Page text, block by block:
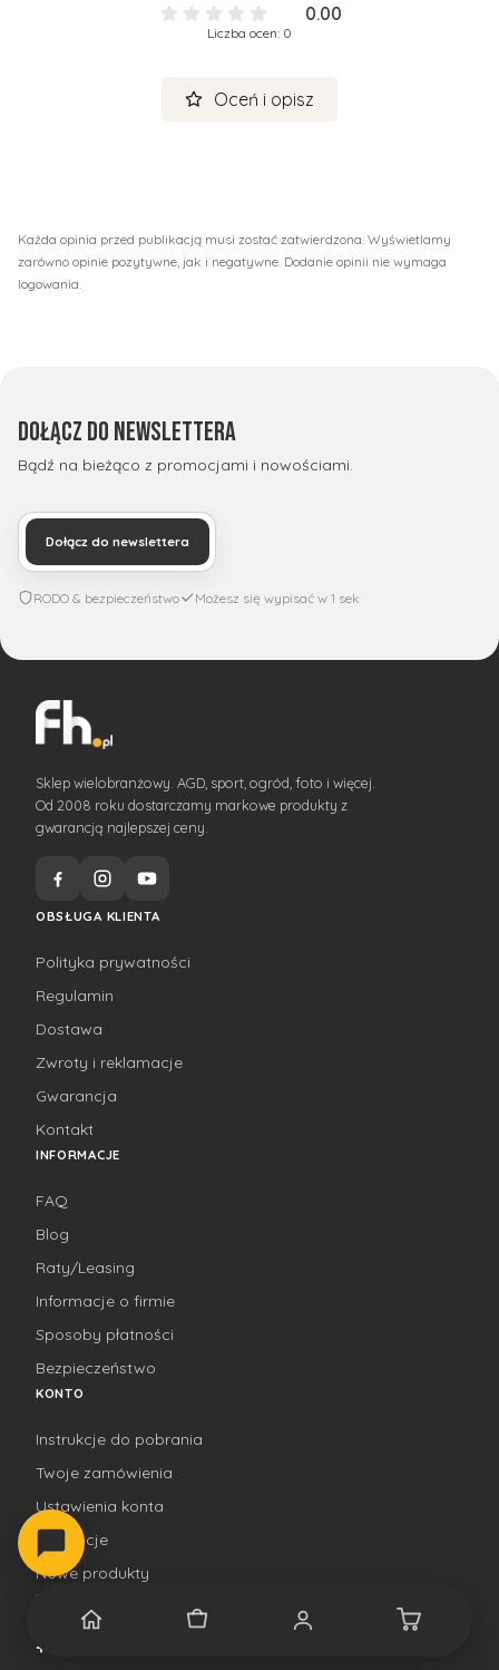
0.00
Liczba ocen: 0
Oceń i opisz
Każda opinia przed publikacją musi zostać zatwierdzona. Wyświetlamy
zarówno opinie pozytywne, jak i negatywne. Dodanie opinii nie wymaga
logowania.
Dołącz do newslettera
Bądź na bieżąco z promocjami i nowościami.
Dołącz do newslettera
RODO & bezpieczeństwo Możesz się wypisać w 1 sek
Sklep wielobranżowy. AGD, sport, ogród, foto i więcej.
Od 2008 roku dostarczamy markowe produkty z
gwarancją najlepszej ceny.
OBSŁUGA KLIENTA
Polityka prywatności
Regulamin
Dostawa
Zwroty i reklamacje
Gwarancja
Kontakt
INFORMACJE
FAQ
Blog
Raty/Leasing
Informacje o firmie
Sposoby płatności
Bezpieczeństwo
KONTO
Instrukcje do pobrania
Twoje zamówienia
Ustawienia konta
Promocje
Nowe produkty
KONTAKT
+48 791 000 901